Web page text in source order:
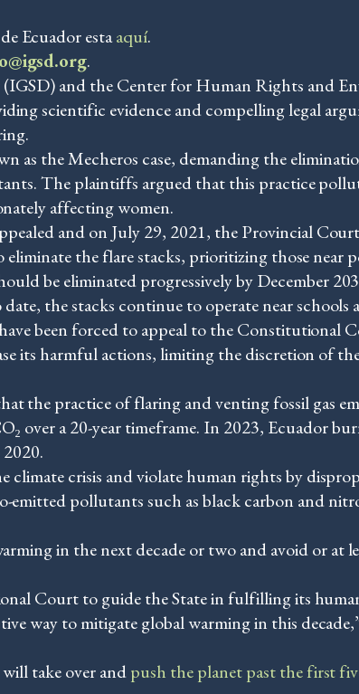
Ecuador estaaquí.
.
and the Center for Human Rights and
scientific evidence and compelling legal
as the Mecheros case, demanding the
The plaintiffs argued that this practice
affecting women.
and on July 29, 2021, the Provincial
the flare stacks, prioritizing those near
be eliminated progressively by December
the stacks continue to operate near schools
been forced to appeal to the Constitutional
its harmful actions, limiting the discretion of
the practice of flaring and venting fossil gas
over a 20-year timeframe. In 2023, Ecuador
climate crisis and violate human rights by
pollutants such as black carbon and
in the next decade or two and avoid or at
Court to guide the State in fulfilling its
way to mitigate global warming in this
take over andpush the planet past the first